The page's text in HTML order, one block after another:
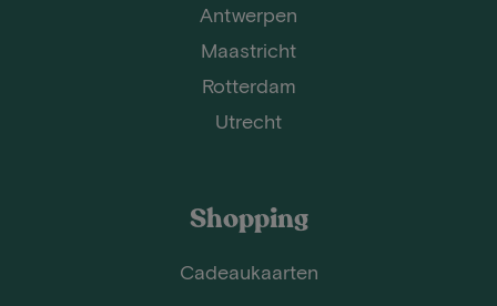
Antwerpen
Maastricht
Rotterdam
Utrecht
Shopping
Cadeaukaarten